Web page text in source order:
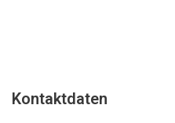
Kontaktdaten